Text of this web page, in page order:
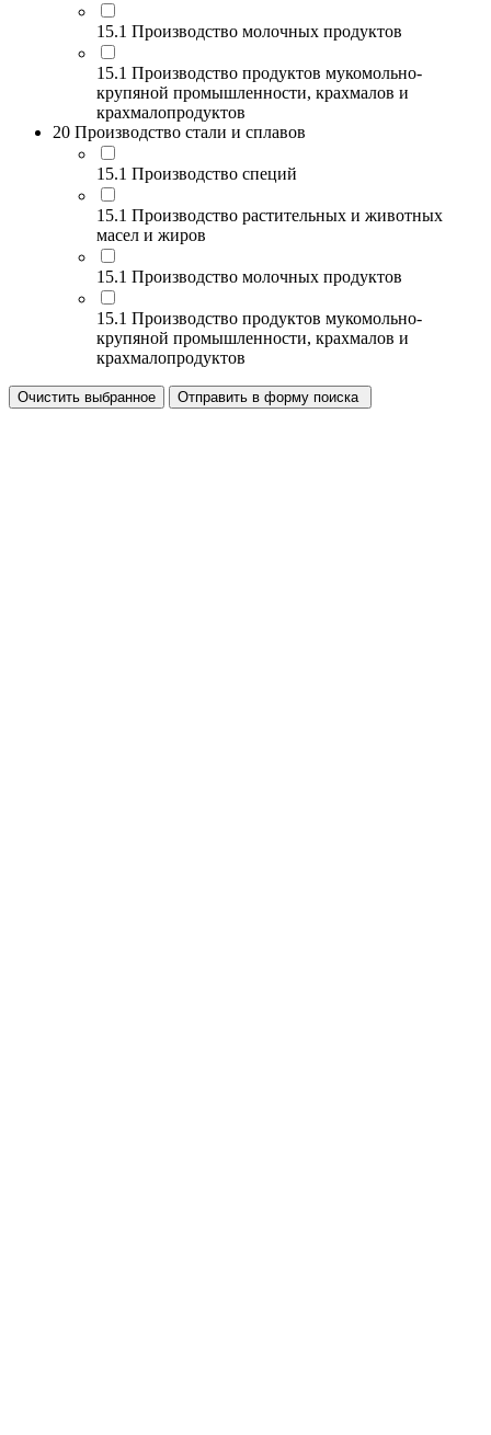
15.1 Производство молочных продуктов
15.1 Производство продуктов мукомольно-
крупяной промышленности, крахмалов и
крахмалопродуктов
20 Производство стали и сплавов
15.1 Производство специй
15.1 Производство растительных и животных
масел и жиров
15.1 Производство молочных продуктов
15.1 Производство продуктов мукомольно-
крупяной промышленности, крахмалов и
крахмалопродуктов